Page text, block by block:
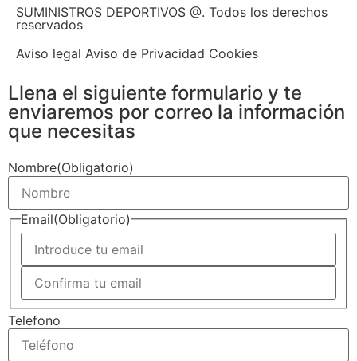
SUMINISTROS DEPORTIVOS @. Todos los derechos
reservados
Aviso legal Aviso de Privacidad Cookies
Llena el siguiente formulario y te
enviaremos por correo la información
que necesitas
Nombre(Obligatorio)
Email(Obligatorio)
Telefono